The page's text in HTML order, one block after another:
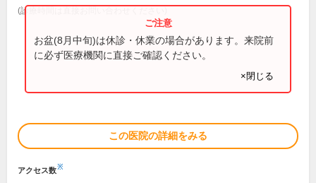
(診療時間は直接お問い合わせください)
お盆(8月中旬)は休診・休業の場合があります。来院前
に必ず医療機関に直接ご確認ください。
×閉じる
この医院の詳細をみる
アクセス数※